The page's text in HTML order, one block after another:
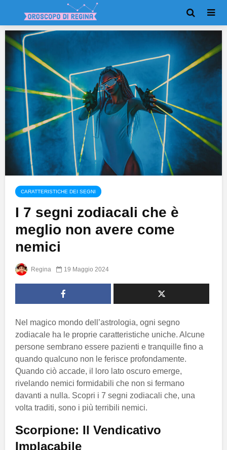
CARATTERISTICHE DEI SEGNI
I 7 segni zodiacali che è
meglio non avere come
nemici
Regina 19 Maggio 2024
Nel magico mondo dell’astrologia, ogni segno
zodiacale ha le proprie caratteristiche uniche. Alcune
persone sembrano essere pazienti e tranquille fino a
quando qualcuno non le ferisce profondamente.
Quando ciò accade, il loro lato oscuro emerge,
rivelando nemici formidabili che non si fermano
davanti a nulla. Scopri i 7 segni zodiacali che, una
volta traditi, sono i più terribili nemici.
Scorpione: Il Vendicativo
Implacabile